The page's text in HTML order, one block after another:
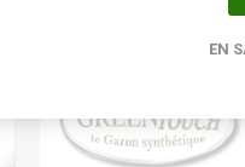
EN